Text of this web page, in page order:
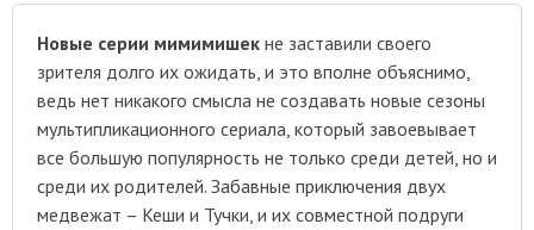
Новые серии мимимишек не заставили своего
зрителя долго их ожидать, и это вполне объяснимо,
ведь нет никакого смысла не создавать новые сезоны
мультипликационного сериала, который завоевывает
все большую популярность не только среди детей, но и
среди их родителей. Забавные приключения двух
медвежат – Кеши и Тучки, и их совместной подруги